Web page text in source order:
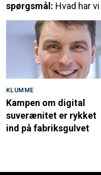
spørgsmål: Hvad har
KLUMME
Kampen om digital
suverænitet er rykket
ind på fabriksgulvet